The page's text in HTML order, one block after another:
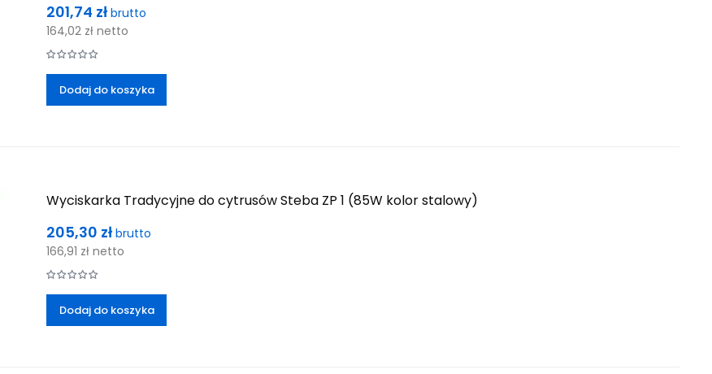
Cena
201,74 złbrutto
164,02 zł netto
Dodaj do koszyka
Wyciskarka Tradycyjne do cytrusów Steba ZP 1 (85W kolor stalowy)
Cena
205,30 złbrutto
166,91 zł netto
Dodaj do koszyka